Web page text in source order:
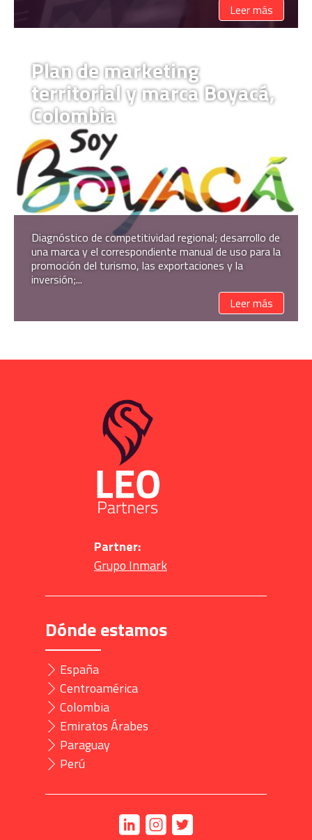
Leer más
Plan de marketing
territorial y marca Boyacá,
Colombia
Diagnóstico de competitividad regional; desarrollo de
una marca y el correspondiente manual de uso para la
promoción del turismo, las exportaciones y la
inversión;...
Leer más
Partner:
Grupo Inmark
Dónde estamos
España
Centroamérica
Colombia
Emiratos Árabes
Paraguay
Perú